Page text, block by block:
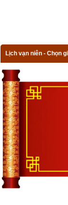
Lịch vạn niên - Chọn